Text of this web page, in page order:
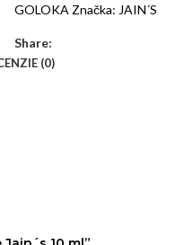
GOLOKA Značka: JAIN´S
Share:
(0)